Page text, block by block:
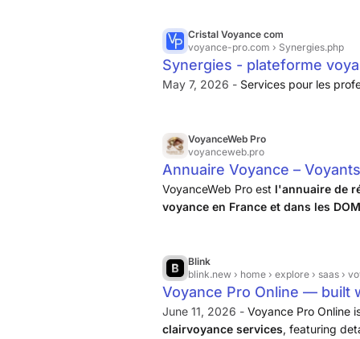
Cristal Voyance com
voyance-pro.com › Synergies.php
Synergies - plateforme
May 7, 2026 - Services pour les
VoyanceWeb Pro
voyanceweb.pro
Annuaire Voyance –
VoyanceWeb Pro est l'annuaire de
voyance en France et dans les
Blink
blink.new › home › explore › saas ›
Voyance Pro Online — built
June 11, 2026 - Voyance Pro Online
clairvoyance services, featuring